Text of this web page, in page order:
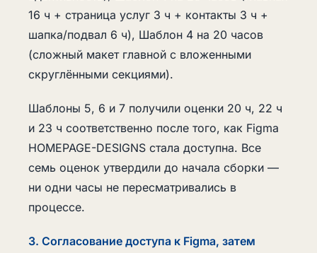
16 ч + страница услуг 3 ч + контакты 3 ч +
шапка/подвал 6 ч), Шаблон 4 на 20 часов
(сложный макет главной с вложенными
скруглёнными секциями).
Шаблоны 5, 6 и 7 получили оценки 20 ч, 22 ч
и 23 ч соответственно после того, как Figma
HOMEPAGE-DESIGNS стала доступна. Все
семь оценок утвердили до начала сборки —
ни одни часы не пересматривались в
процессе.
3. Согласование доступа к Figma, затем